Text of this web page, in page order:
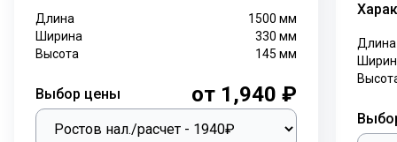
Длина 1500мм
Ширина
330мм
Высота
145мм
Выбор цены от 1,940 ₽
Длина